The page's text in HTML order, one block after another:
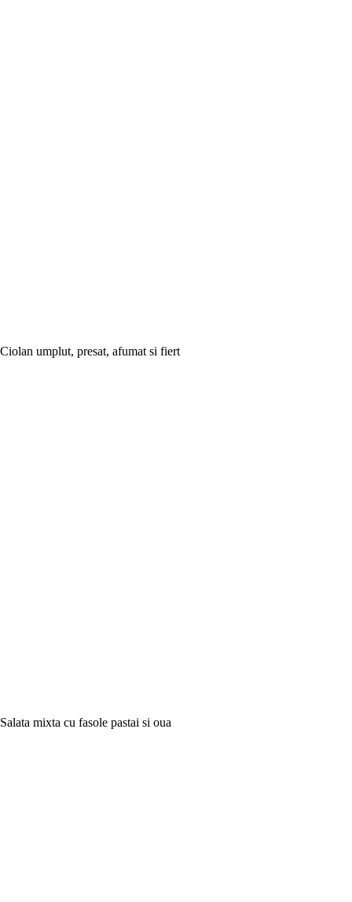
Ciolan umplut, presat, afumat si fiert
Salata mixta cu fasole pastai si oua